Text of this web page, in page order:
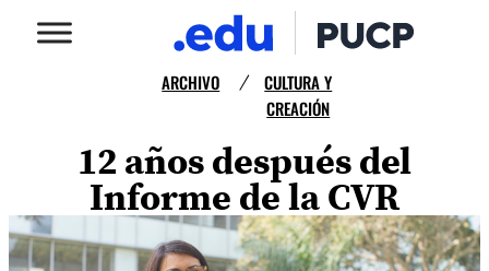
ARCHIVO /
CULTURA Y
CREACIÓN
12 años después del
Informe de la CVR